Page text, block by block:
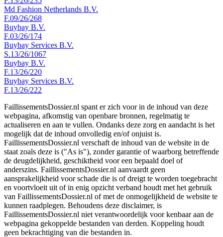
Md Fashion Netherlands B.V.
F.09/26/268
Buybay B.V.
F.03/26/174
Buybay Services B.V.
S.13/26/1067
Buybay B.V.
F.13/26/220
Buybay Services B.V.
F.13/26/222
FaillissementsDossier.nl spant er zich voor in de inhoud van deze
webpagina, afkomstig van openbare bronnen, regelmatig te
actualiseren en aan te vullen. Ondanks deze zorg en aandacht is het
mogelijk dat de inhoud onvolledig en/of onjuist is.
FaillissementsDossier.nl verschaft de inhoud van de website in de
staat zoals deze is ("As is"), zonder garantie of waarborg betreffende
de deugdelijkheid, geschiktheid voor een bepaald doel of
anderszins. FaillissementsDossier.nl aanvaardt geen
aansprakelijkheid voor schade die is of dreigt te worden toegebracht
en voortvloeit uit of in enig opzicht verband houdt met het gebruik
van FaillissementsDossier.nl of met de onmogelijkheid de website te
kunnen raadplegen. Behoudens deze disclaimer, is
FaillissementsDossier.nl niet verantwoordelijk voor kenbaar aan de
webpagina gekoppelde bestanden van derden. Koppeling houdt
geen bekrachtiging van die bestanden in.